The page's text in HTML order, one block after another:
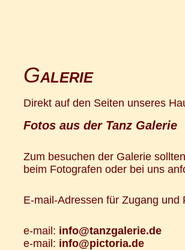
GALERIE
Direkt auf den Seiten unseres
Fotos aus der Tanz Galerie
Zum besuchen der Galerie
beim Fotografen oder bei uns
E-mail-Adressen für Zugang und
e-mail: info@tanzgalerie.de
e-mail: info@pictoria.de